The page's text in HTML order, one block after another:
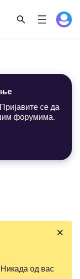
се да
форумима.
од вас